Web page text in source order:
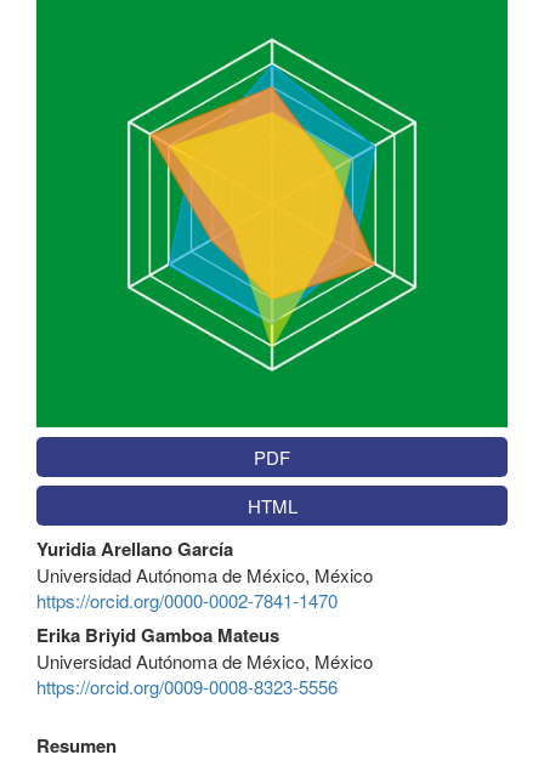
PDF
HTML
Contenido
principal
del
artículo
Yuridia Arellano García
Universidad Autónoma de México, México
https://orcid.org/0000-0002-7841-1470
Erika Briyid Gamboa Mateus
Universidad Autónoma de México, México
https://orcid.org/0009-0008-8323-5556
Resumen